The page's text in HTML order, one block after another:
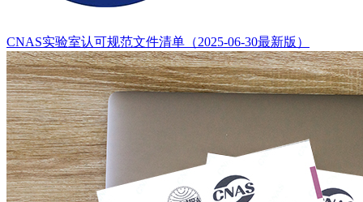
CNAS实验室认可规范文件清单（2025-06-30最新版）